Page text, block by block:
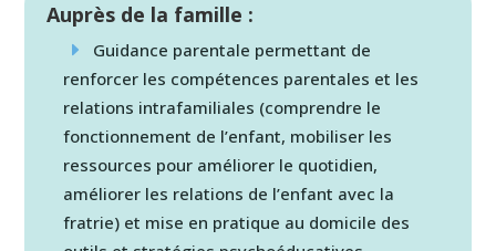
Auprès de la famille :
Guidance parentale permettant de
renforcer les compétences parentales et les
relations intrafamiliales (comprendre le
fonctionnement de l’enfant, mobiliser les
ressources pour améliorer le quotidien,
améliorer les relations de l’enfant avec la
fratrie) et mise en pratique au domicile des